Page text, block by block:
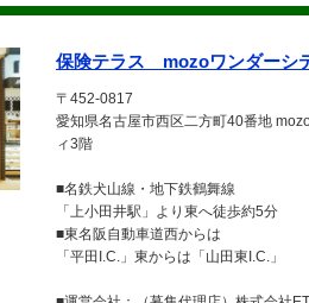
保険テラス mozoワンダーシ
〒452-0817
愛知県名古屋市西区二方町40番地
ィ3階
■名鉄犬山線・地下鉄鶴舞線
「上小田井駅」より東へ徒歩約5分
■東名阪自動車道西からは
「平田I.C.」東からは「山田東I.C.」